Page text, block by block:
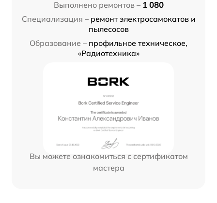
Выполнено ремонтов – 1 080
Специализация – ремонт электросамокатов и
пылесосов
Образование – профильное техническое,
«Радиотехника»
Вы можете ознакомиться с сертификатом
мастера